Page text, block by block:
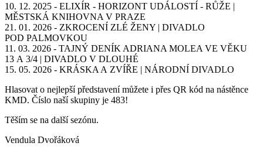
10. 12. 2025 - ELIXÍR - HORIZONT UDÁLOSTÍ - RŮŽE |
MĚSTSKÁ KNIHOVNA V PRAZE
21. 01. 2026 - ZKROCENÍ ZLÉ ŽENY | DIVADLO
POD PALMOVKOU
11. 03. 2026 - TAJNÝ DENÍK ADRIANA MOLEA VE VĚKU
13 A 3/4 | DIVADLO V DLOUHÉ
15. 05. 2026 - KRÁSKA A ZVÍŘE | NÁRODNÍ DIVADLO
Hlasovat o nejlepší představení můžete i přes QR kód na nástěnce
KMD. Číslo naší skupiny je 483!
Těším se na další sezónu.
Vendula Dvořáková